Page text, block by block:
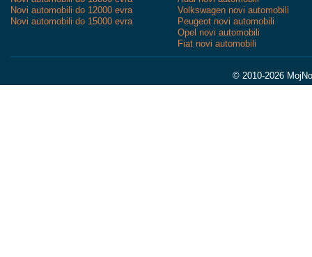
Novi automobili do 12000 evra
Novi automobili do 15000 evra
Volkswagen novi automobili
Peugeot novi automobili
Opel novi automobili
Fiat novi automobili
© 2010-2026